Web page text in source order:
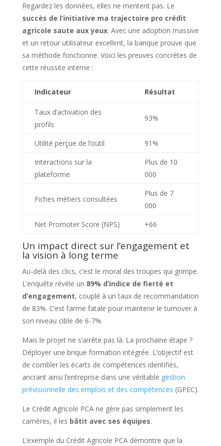
Regardez les données, elles ne mentent pas. Le
succès de l’initiative ma trajectoire pro crédit
agricole saute aux yeux. Avec une adoption massive
et un retour utilisateur excellent, la banque prouve que
sa méthode fonctionne. Voici les preuves concrètes de
cette réussite interne :
Indicateur Résultat
Taux d’activation des
profils
93%
Utilité perçue de l’outil
91%
Interactions sur la
plateforme
Plus de 10
000
Fiches métiers consultées
Plus de 7
000
Net Promoter Score (NPS)
+66
Un impact direct sur l’engagement et
la vision à long terme
Au-delà des clics, c’est le moral des troupes qui grimpe.
L’enquête révèle un 89% d’indice de fierté et
d’engagement, couplé à un taux de recommandation
de 83%. C’est l’arme fatale pour maintenir le turnover à
son niveau cible de 6-7%.
Mais le projet ne s’arrête pas là. La prochaine étape ?
Déployer une brique formation intégrée. L’objectif est
de combler les écarts de compétences identifiés,
ancrant ainsi l’entreprise dans une véritable gestion
prévisionnelle des emplois et des compétences (GPEC).
Le Crédit Agricole PCA ne gère pas simplement les
carrières, il les bâtit avec ses équipes.
L’exemple du Crédit Agricole PCA démontre que la